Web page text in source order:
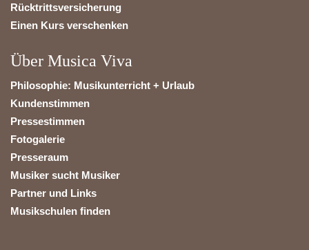
Rücktrittsversicherung
Einen Kurs verschenken
Über Musica Viva
Philosophie: Musikunterricht + Urlaub
Kundenstimmen
Pressestimmen
Fotogalerie
Presseraum
Musiker sucht Musiker
Partner und Links
Musikschulen finden